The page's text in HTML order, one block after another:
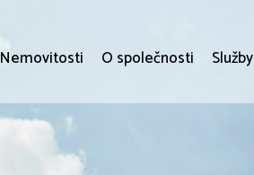
Nemovitosti O společnosti Služby